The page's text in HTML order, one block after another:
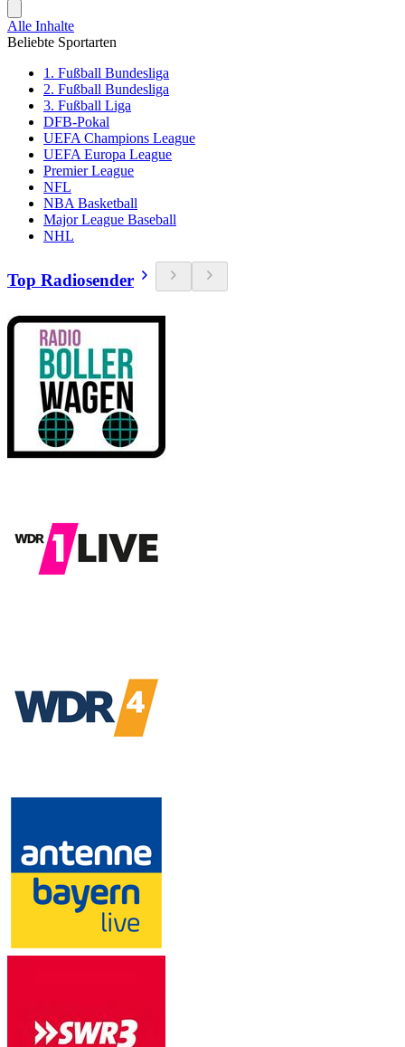
Alle Inhalte
Beliebte Sportarten
1. Fußball Bundesliga
2. Fußball Bundesliga
3. Fußball Liga
DFB-Pokal
UEFA Champions League
UEFA Europa League
Premier League
NFL
NBA Basketball
Major League Baseball
NHL
Top Radiosender